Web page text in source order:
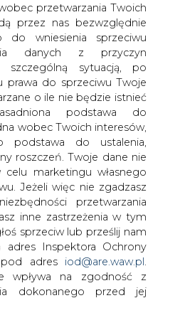
przetwarzania Twoich
przez nas bezwzględnie
do wniesienia sprzeciwu
danych z przyczyn
szczególną sytuacją, po
prawa do sprzeciwu Twoje
o ile nie będzie istnieć
podstawa do
wobec Twoich interesów,
do ustalenia,
roszczeń. Twoje dane nie
marketingu własnego
Jeżeli więc nie zgadzasz
przetwarzania
inne zastrzeżenia w tym
sprzeciw lub prześlij nam
adres Inspektora Ochrony
adres iod@are.waw.pl
wpływa na zgodność z
dokonanego przed jej
w sprawie
konferencji
i kandydata na
- Jarosława Wałęsy
informacji przez
informujemy, że
PKN Orlen w
wpłat do
z tytułu podatków -
komunikacie.
prowadzonego procesu